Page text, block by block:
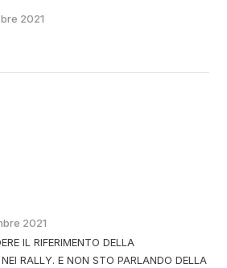
2021
2021
IL RIFERIMENTO DELLA
RALLY. E NON STO PARLANDO DELLA